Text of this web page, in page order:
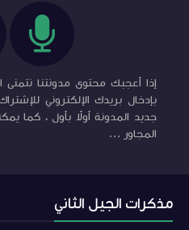
إذا أعجبك محتوى مدونتنا
بإدخال بريدك الإلكتروني
جديد المدونة أولاً بأول ، كما
المجاور ...
مذكرات الجيل الثاني